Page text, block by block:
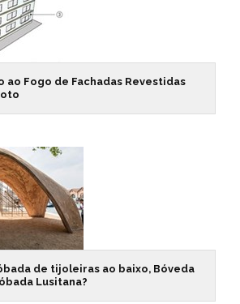
ao Fogo de Fachadas Revestidas
de tijoleiras ao baixo, Bóveda
Lusitana?